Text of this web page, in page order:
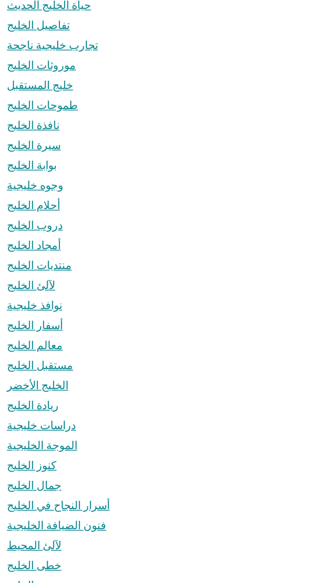
حياة الخليج الحديث
تفاصيل الخليج
تجارب خليجية ناجحة
موروثات الخليج
خليج المستقبل
طموحات الخليج
نافذة الخليج
سيرة الخليج
بوابة الخليج
وجوه خليجية
أحلام الخليج
دروب الخليج
أمجاد الخليج
منتديات الخليج
لآلئ الخليج
نوافذ خليجية
أسفار الخليج
معالم الخليج
مستقبل الخليج
الخليج الأخضر
ريادة الخليج
دراسات خليجية
الموجة الخليجية
كنوز الخليج
جمال الخليج
أسرار النجاح في الخليج
فنون الضيافة الخليجية
لآلئ المحيط
خطى الخليج